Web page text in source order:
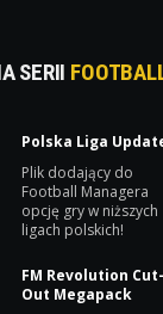
SERII
Polska Liga
Plik dodający do
Football Managera
opcję gry w niższych
ligach polskich!
FM Revolution
Out Megapack